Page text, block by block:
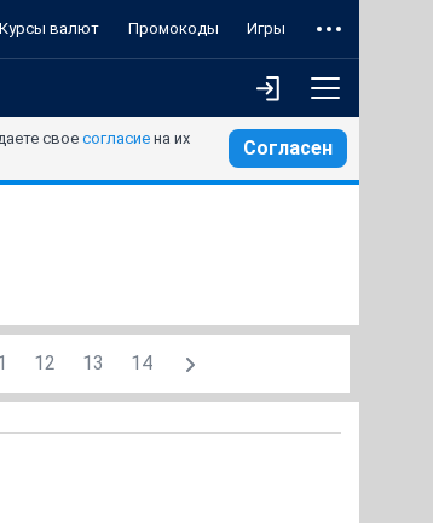
Курсы валют Промокоды Игры
свое согласие на их
Согласен
12 13 14